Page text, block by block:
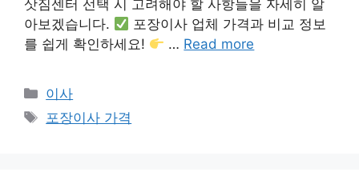
삿짐센터 선택 시 고려해야 할 사항들을 자세히 알
아보겠습니다.
포장이사 업체 가격과 비교 정보
를 쉽게 확인하세요!
… Read more
카
테
이사
태
포장이사 가격